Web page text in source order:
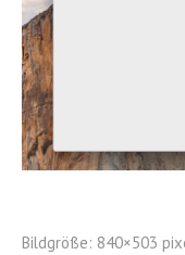
Bildgröße: 840×503